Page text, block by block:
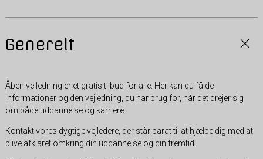
Generelt
Åben vejledning er et gratis tilbud for alle. Her kan du få de
informationer og den vejledning, du har brug for, når det drejer sig
om både uddannelse og karriere.
Kontakt vores dygtige vejledere, der står parat til at hjælpe dig med at
blive afklaret omkring din uddannelse og din fremtid.